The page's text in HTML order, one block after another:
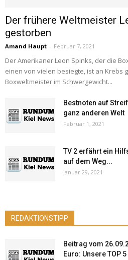
Der frühere Weltmeister
gestorben
Amand Haupt - Februar 7, 2021
Der Amerikaner Leon Spinks, der die
einen von vielen besiegte, ist an Krebs
Boxweltmeister im Schwergewicht...
Bestnoten auf
ganz anderen Welt
Februar 1, 2021
TV 2 erfährt ein
auf dem Weg...
Januar 29, 2021
REDAKTIONSTIPP
Beitrag vom
Euro: Unsere TOP